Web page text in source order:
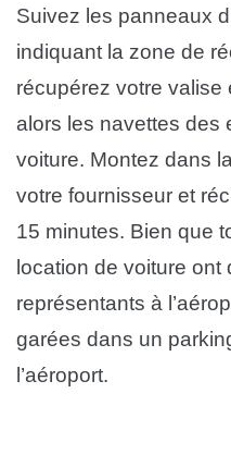
Suivez les panneaux
indiquant la zone de
récupérez votre valise
alors les navettes des
voiture. Montez dans
votre fournisseur et
15 minutes. Bien que
location de voiture
représentants à
garées dans un
l’aéroport.